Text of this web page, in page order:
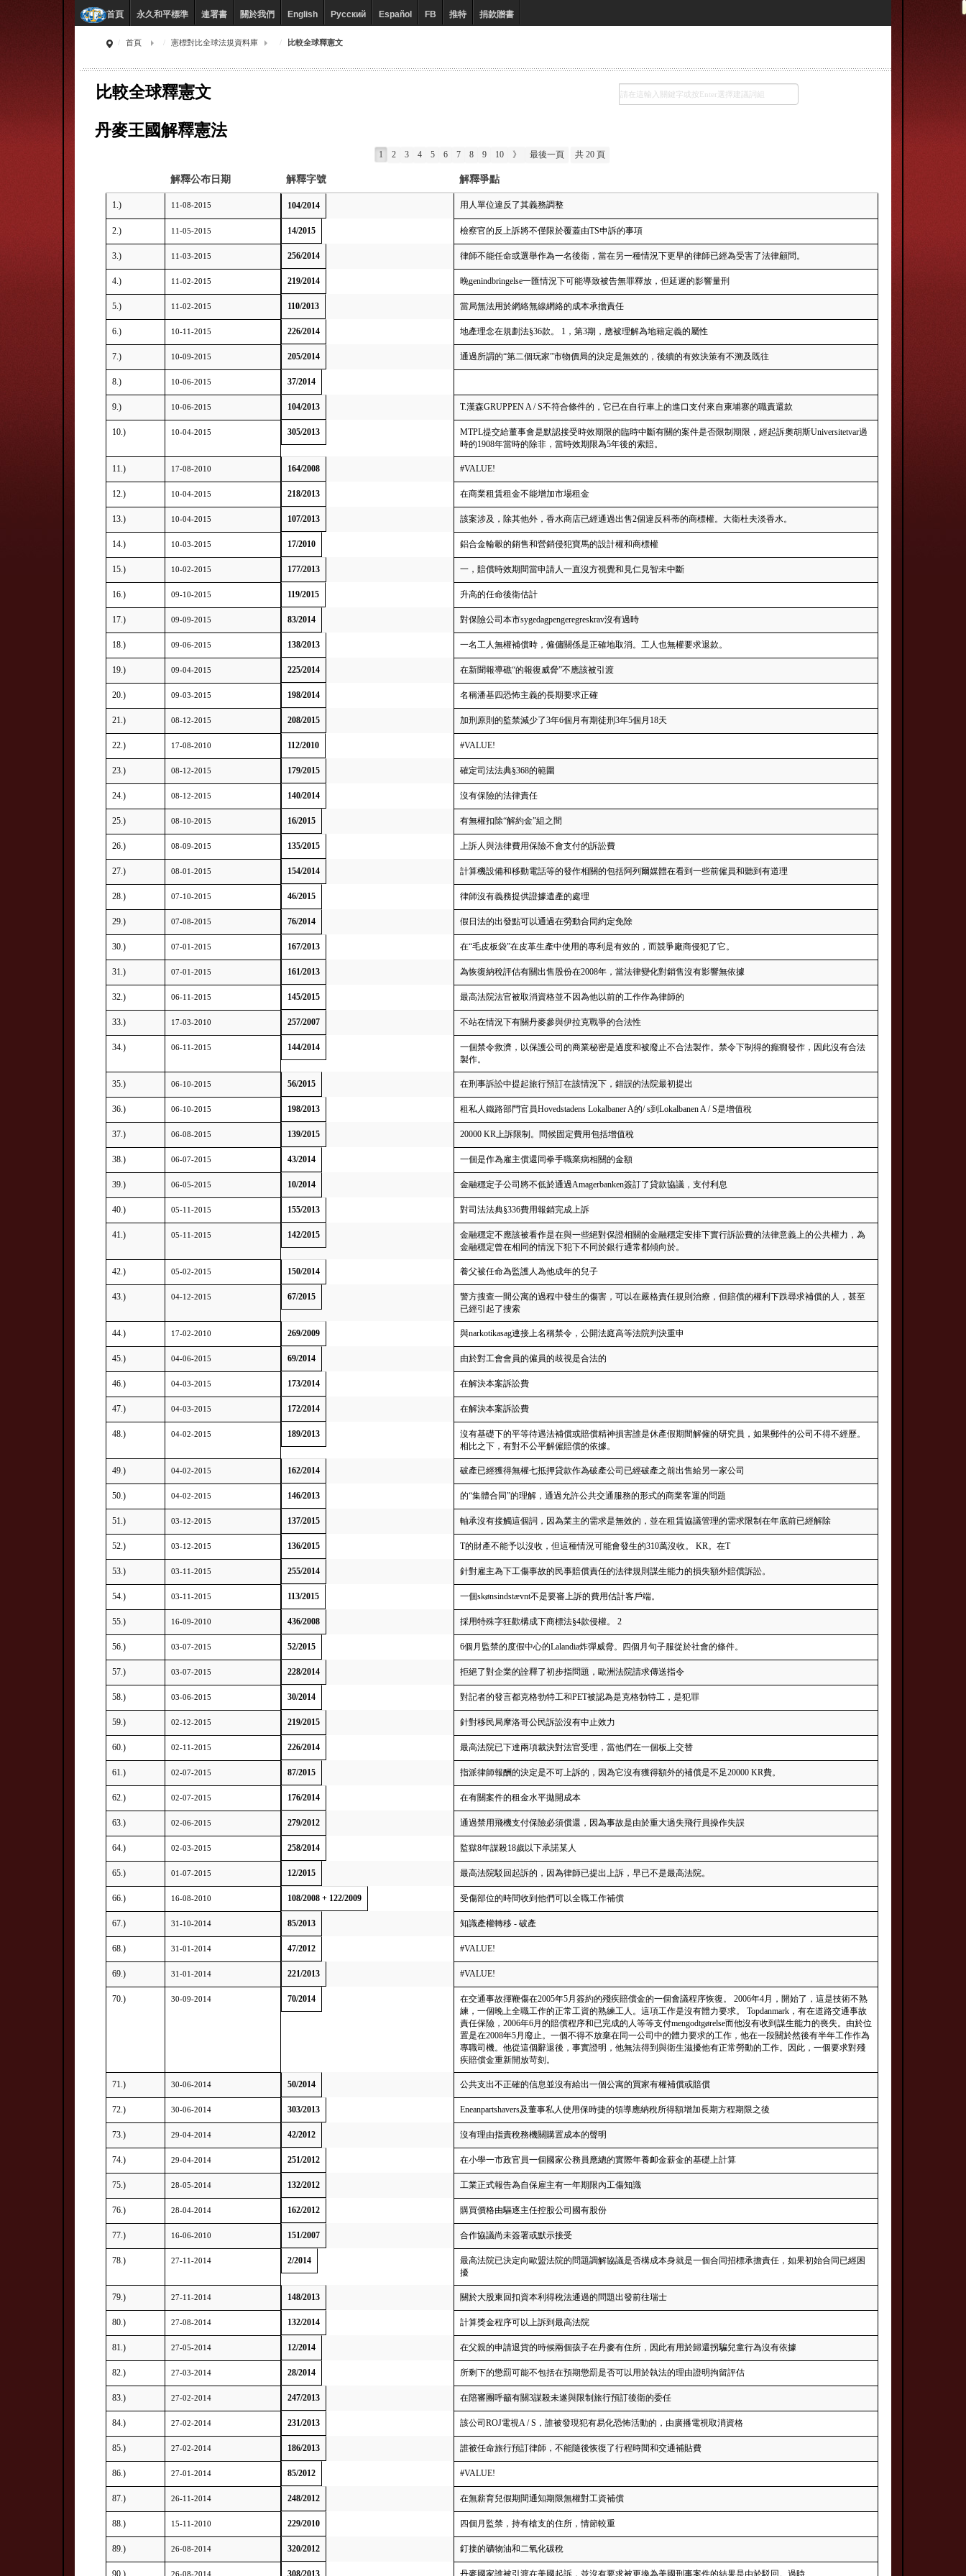
首頁 永久和平標準 連署書 關於我們 English Русский Español FB 推特 捐款贈書
首頁 憲標對比全球法規資料庫 比較全球釋憲文
比較全球釋憲文
丹麥王國解釋憲法
1 2 3 4 5 6 7 8 9 10 》 最後一頁 共 20 頁
解釋公布日期 解釋字號 解釋爭點
1.) 11-08-2015 104/2014 用人單位違反了其義務調整
2.) 11-05-2015 14/2015 檢察官的反上訴將不僅限於覆蓋由TS申訴的事項
3.) 11-03-2015 256/2014 律師不能任命或選舉作為一名後衛，當在另一種情況下更早的律師已經為受害了法律顧問。
4.) 11-02-2015 219/2014 晚genindbringelse一匯情況下可能導致被告無罪釋放，但延遲的影響量刑
5.) 11-02-2015 110/2013 當局無法用於網絡無線網絡的成本承擔責任
6.) 10-11-2015 226/2014 地產理念在規劃法§36款。 1，第3期，應被理解為地籍定義的屬性
7.) 10-09-2015 205/2014 通過所謂的“第二個玩家”市物價局的決定是無效的，後續的有效決策有不溯及既往
8.) 10-06-2015 37/2014
9.) 10-06-2015 104/2013 T.漢森GRUPPEN A / S不符合條件的，它已在自行車上的進口支付來自柬埔寨的職責還款
10.) 10-04-2015 305/2013
MTPL提交給董事會是默認接受時效期限的臨時中斷有關的案件是否限制期限，經起訴奧胡斯Universitetvar過
時的1908年當時的除非，當時效期限為5年後的索賠。
11.) 17-08-2010 164/2008 #VALUE!
12.) 10-04-2015 218/2013 在商業租賃租金不能增加市場租金
13.) 10-04-2015 107/2013 該案涉及，除其他外，香水商店已經通過出售2個違反科蒂的商標權。大衛杜夫淡香水。
14.) 10-03-2015 17/2010 鋁合金輪轂的銷售和營銷侵犯寶馬的設計權和商標權
15.) 10-02-2015 177/2013 一，賠償時效期間當申請人一直沒方視覺和見仁見智未中斷
16.) 09-10-2015 119/2015 升高的任命後衛估計
17.) 09-09-2015 83/2014 對保險公司本市sygedagpengeregreskrav沒有過時
18.) 09-06-2015 138/2013 一名工人無權補償時，僱傭關係是正確地取消。工人也無權要求退款。
19.) 09-04-2015 225/2014 在新聞報導礁“的報復威脅”不應該被引渡
20.) 09-03-2015 198/2014 名稱潘基四恐怖主義的長期要求正確
21.) 08-12-2015 208/2015 加刑原則的監禁減少了3年6個月有期徒刑3年5個月18天
22.) 17-08-2010 112/2010 #VALUE!
23.) 08-12-2015 179/2015 確定司法法典§368的範圍
24.) 08-12-2015 140/2014 沒有保險的法律責任
25.) 08-10-2015 16/2015 有無權扣除“解約金”組之間
26.) 08-09-2015 135/2015 上訴人與法律費用保險不會支付的訴訟費
27.) 08-01-2015 154/2014 計算機設備和移動電話等的發作相關的包括阿列爾媒體在看到一些前僱員和聽到有道理
28.) 07-10-2015 46/2015 律師沒有義務提供證據遺產的處理
29.) 07-08-2015 76/2014 假日法的出發點可以通過在勞動合同約定免除
30.) 07-01-2015 167/2013 在“毛皮板袋”在皮革生產中使用的專利是有效的，而競爭廠商侵犯了它。
31.) 07-01-2015 161/2013 為恢復納稅評估有關出售股份在2008年，當法律變化對銷售沒有影響無依據
32.) 06-11-2015 145/2015 最高法院法官被取消資格並不因為他以前的工作作為律師的
33.) 17-03-2010 257/2007 不站在情況下有關丹麥參與伊拉克戰爭的合法性
34.) 06-11-2015 144/2014
一個禁令救濟，以保護公司的商業秘密是過度和被廢止不合法製作。禁令下制得的癲癇發作，因此沒有合法
製作。
35.) 06-10-2015 56/2015 在刑事訴訟中提起旅行預訂在該情況下，錯誤的法院最初提出
36.) 06-10-2015 198/2013 租私人鐵路部門官員Hovedstadens Lokalbaner A的/ s到Lokalbanen A / S是增值稅
37.) 06-08-2015 139/2015 20000 KR上訴限制。問候固定費用包括增值稅
38.) 06-07-2015 43/2014 一個是作為雇主償還同拳手職業病相關的金額
39.) 06-05-2015 10/2014 金融穩定子公司將不低於通過Amagerbanken簽訂了貸款協議，支付利息
40.) 05-11-2015 155/2013 對司法法典§336費用報銷完成上訴
41.) 05-11-2015 142/2015
金融穩定不應該被看作是在與一些絕對保證相關的金融穩定安排下實行訴訟費的法律意義上的公共權力，為
金融穩定曾在相同的情況下犯下不同於銀行通常都傾向於。
42.) 05-02-2015 150/2014 養父被任命為監護人為他成年的兒子
43.) 04-12-2015 67/2015
警方搜查一間公寓的過程中發生的傷害，可以在嚴格責任規則治療，但賠償的權利下跌尋求補償的人，甚至
已經引起了搜索
44.) 17-02-2010 269/2009 與narkotikasag連接上名稱禁令，公開法庭高等法院判決重申
45.) 04-06-2015 69/2014 由於對工會會員的僱員的歧視是合法的
46.) 04-03-2015 173/2014 在解決本案訴訟費
47.) 04-03-2015 172/2014 在解決本案訴訟費
48.) 04-02-2015 189/2013
沒有基礎下的平等待遇法補償或賠償精神損害誰是休產假期間解僱的研究員，如果郵件的公司不得不經歷。
相比之下，有對不公平解僱賠償的依據。
49.) 04-02-2015 162/2014 破產已經獲得無權七抵押貸款作為破產公司已經破產之前出售給另一家公司
50.) 04-02-2015 146/2013 的“集體合同”的理解，通過允許公共交通服務的形式的商業客運的問題
51.) 03-12-2015 137/2015 軸承沒有接觸這個詞，因為業主的需求是無效的，並在租賃協議管理的需求限制在年底前已經解除
52.) 03-12-2015 136/2015 T的財產不能予以沒收，但這種情況可能會發生的310萬沒收。 KR。在T
53.) 03-11-2015 255/2014 針對雇主為下工傷事故的民事賠償責任的法律規則謀生能力的損失額外賠償訴訟。
54.) 03-11-2015 113/2015 一個skønsindstævnt不是要審上訴的費用估計客戶端。
55.) 16-09-2010 436/2008 採用特殊字狂歡構成下商標法§4款侵權。 2
56.) 03-07-2015 52/2015 6個月監禁的度假中心的Lalandia炸彈威脅。四個月句子服從於社會的條件。
57.) 03-07-2015 228/2014 拒絕了對企業的詮釋了初步指問題，歐洲法院請求傳送指令
58.) 03-06-2015 30/2014 對記者的發言都克格勃特工和PET被認為是克格勃特工，是犯罪
59.) 02-12-2015 219/2015 針對移民局摩洛哥公民訴訟沒有中止效力
60.) 02-11-2015 226/2014 最高法院已下達兩項裁決對法官受理，當他們在一個板上交替
61.) 02-07-2015 87/2015 指派律師報酬的決定是不可上訴的，因為它沒有獲得額外的補償是不足20000 KR費。
62.) 02-07-2015 176/2014 在有關案件的租金水平拋開成本
63.) 02-06-2015 279/2012 通過禁用飛機支付保險必須償還，因為事故是由於重大過失飛行員操作失誤
64.) 02-03-2015 258/2014 監獄8年謀殺18歲以下承諾某人
65.) 01-07-2015 12/2015 最高法院駁回起訴的，因為律師已提出上訴，早已不是最高法院。
66.) 16-08-2010 108/2008 + 122/2009 受傷部位的時間收到他們可以全職工作補償
67.) 31-10-2014 85/2013 知識產權轉移 - 破產
68.) 31-01-2014 47/2012 #VALUE!
69.) 31-01-2014 221/2013 #VALUE!
70.) 30-09-2014 70/2014
在交通事故揮鞭傷在2005年5月簽約的殘疾賠償金的一個會議程序恢復。 2006年4月，開始了，這是技術不熟
練，一個晚上全職工作的正常工資的熟練工人。這項工作是沒有體力要求。 Topdanmark，有在道路交通事故
責任保險，2006年6月的賠償程序和已完成的人等等支付mengodtgørelse而他沒有收到謀生能力的喪失。由於位
置是在2008年5月廢止。一個不得不放棄在同一公司中的體力要求的工作，他在一段關於然後有半年工作作為
專職司機。他從這個辭退後，事實證明，他無法得到與衛生滋擾他有正常勞動的工作。因此，一個要求對殘
疾賠償金重新開放苛刻。
71.) 30-06-2014 50/2014 公共支出不正確的信息並沒有給出一個公寓的買家有權補償或賠償
72.) 30-06-2014 303/2013 Eneanpartshavers及董事私人使用保時捷的領導應納稅所得額增加長期方程期限之後
73.) 29-04-2014 42/2012 沒有理由指責稅務機關購置成本的聲明
74.) 29-04-2014 251/2012 在小學一市政官員一個國家公務員應總的實際年養卹金薪金的基礎上計算
75.) 28-05-2014 132/2012 工業正式報告為自保雇主有一年期限內工傷知識
76.) 28-04-2014 162/2012 購買價格由驅逐主任控股公司國有股份
77.) 16-06-2010 151/2007 合作協議尚未簽署或默示接受
78.) 27-11-2014 2/2014
最高法院已決定向歐盟法院的問題調解協議是否構成本身就是一個合同招標承擔責任，如果初始合同已經困
擾
79.) 27-11-2014 148/2013 關於大股東回扣資本利得稅法通過的問題出發前往瑞士
80.) 27-08-2014 132/2014 計算獎金程序可以上訴到最高法院
81.) 27-05-2014 12/2014 在父親的申請退貨的時候兩個孩子在丹麥有住所，因此有用於歸還拐騙兒童行為沒有依據
82.) 27-03-2014 28/2014 所剩下的懲罰可能不包括在預期懲罰是否可以用於執法的理由證明拘留評估
83.) 27-02-2014 247/2013 在陪審團呼籲有關3謀殺未遂與限制旅行預訂後衛的委任
84.) 27-02-2014 231/2013 該公司ROJ電視A / S，誰被發現犯有易化恐怖活動的，由廣播電視取消資格
85.) 27-02-2014 186/2013 誰被任命旅行預訂律師，不能隨後恢復了行程時間和交通補貼費
86.) 27-01-2014 85/2012 #VALUE!
87.) 26-11-2014 248/2012 在無薪育兒假期間通知期限無​​權對工資補償
88.) 15-11-2010 229/2010 四個月監禁，持有槍支的住所，情節較重
89.) 26-08-2014 320/2012 釘接的礦物油和二氧化碳稅
90.) 26-08-2014 308/2013 丹麥國家誰被引渡在美國起訴，並沒有要求被更換為美國刑事案件的結果是由於駁回。過時